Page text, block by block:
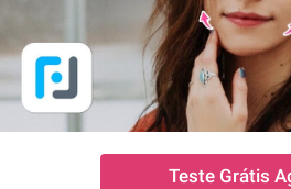
Teste Grátis